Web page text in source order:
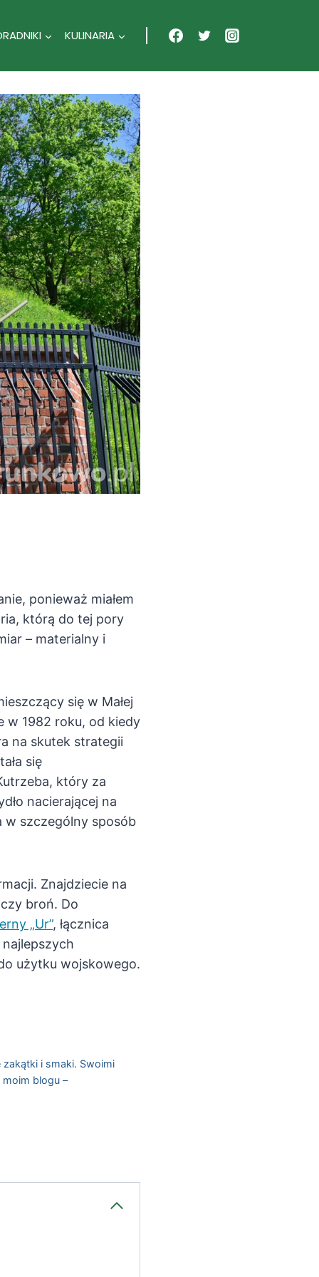
KULINARIA
ponieważ miałem
którą do tej pory
– materialny i
się w Małej
w 1982 roku, od kiedy
na skutek strategii
się
który za
nacierającej na
w szczególny sposób
Znajdziecie na
broń. Do
„Ur”, łącznica
użytku wojskowego.
i smaki. Swoimi
blogu –